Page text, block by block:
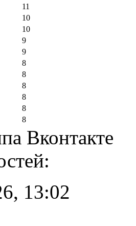
11
10
10
9
9
8
8
8
8
8
8
Вконтакте
13:02